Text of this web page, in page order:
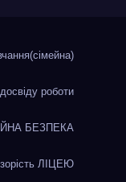
роботи
БЕЗПЕКА
ЛІЦЕЮ